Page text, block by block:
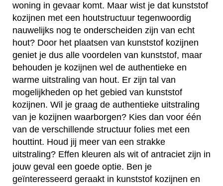
woning in gevaar komt. Maar wist je dat kunststof
kozijnen met een houtstructuur tegenwoordig
nauwelijks nog te onderscheiden zijn van echt
hout? Door het plaatsen van kunststof kozijnen
geniet je dus alle voordelen van kunststof, maar
behouden je kozijnen wel de authentieke en
warme uitstraling van hout. Er zijn tal van
mogelijkheden op het gebied van kunststof
kozijnen. Wil je graag de authentieke uitstraling
van je kozijnen waarborgen? Kies dan voor één
van de verschillende structuur folies met een
houttint. Houd jij meer van een strakke
uitstraling? Effen kleuren als wit of antraciet zijn in
jouw geval een goede optie. Ben je
geïnteresseerd geraakt in kunststof kozijnen en